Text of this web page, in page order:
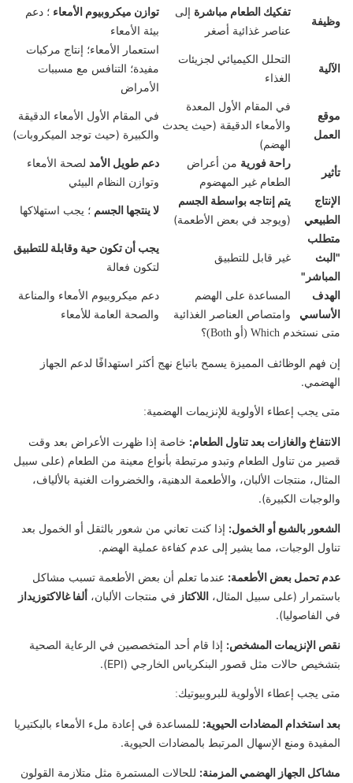
وظيفة
تفكيك الطعام مباشرة إلى
عناصر غذائية أصغر
توازن ميكروبيوم الأمعاء ؛ دعم
بيئة الأمعاء
الآلية
التحلل الكيميائي لجزيئات
الغذاء
استعمار الأمعاء؛ إنتاج مركبات
مفيدة؛ التنافس مع مسببات
الأمراض
موقع
العمل
في المقام الأول المعدة
والأمعاء الدقيقة (حيث يحدث
الهضم)
في المقام الأول الأمعاء الدقيقة
والكبيرة (حيث توجد الميكروبات)
تأثير
راحة فورية من أعراض
الطعام غير المهضوم
دعم طويل الأمد لصحة الأمعاء
وتوازن النظام البيئي
الإنتاج
الطبيعي
يتم إنتاجه بواسطة الجسم
(ويوجد في بعض الأطعمة)
لا ينتجها الجسم ؛ يجب استهلاكها
متطلب
"البث
المباشر"
غير قابل للتطبيق
يجب أن تكون حية وقابلة للتطبيق
لتكون فعالة
الهدف
الأساسي
المساعدة على الهضم
وامتصاص العناصر الغذائية
دعم ميكروبيوم الأمعاء والمناعة
والصحة العامة للأمعاء
متى نستخدم Which (أو Both)؟
إن فهم الوظائف المميزة يسمح باتباع نهج أكثر استهدافًا لدعم الجهاز
الهضمي.
متى يجب إعطاء الأولوية للإنزيمات الهضمية:
الانتفاخ والغازات بعد تناول الطعام: خاصة إذا ظهرت الأعراض بعد وقت
قصير من تناول الطعام وتبدو مرتبطة بأنواع معينة من الطعام (على سبيل
المثال، منتجات الألبان، والأطعمة الدهنية، والخضروات الغنية بالألياف،
والوجبات الكبيرة).
الشعور بالشبع أو الخمول: إذا كنت تعاني من شعور بالثقل أو الخمول بعد
تناول الوجبات، مما يشير إلى عدم كفاءة عملية الهضم.
عدم تحمل بعض الأطعمة: عندما تعلم أن بعض الأطعمة تسبب مشاكل
باستمرار (على سبيل المثال، اللاكتاز في منتجات الألبان، ألفا غالاكتوزيداز
في الفاصوليا).
نقص الإنزيمات المشخص: إذا قام أحد المتخصصين في الرعاية الصحية
بتشخيص حالات مثل قصور البنكرياس الخارجي (EPI).
متى يجب إعطاء الأولوية للبروبيوتيك:
بعد استخدام المضادات الحيوية: للمساعدة في إعادة ملء الأمعاء بالبكتيريا
المفيدة ومنع الإسهال المرتبط بالمضادات الحيوية.
مشاكل الجهاز الهضمي المزمنة: للحالات المستمرة مثل متلازمة القولون